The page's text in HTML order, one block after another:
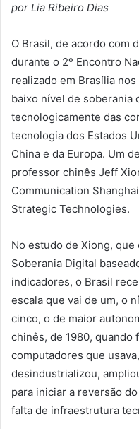
por Lia Ribeiro Dias
O Brasil, de acordo com
durante o 2º Encontro
realizado em Brasília
baixo nível de soberania
tecnologicamente das
tecnologia dos Estados
China e da Europa. Um
professor chinês Jeff
Communication
Strategic Technologies.
No estudo de Xiong,
Soberania Digital
indicadores, o Brasil
escala que vai de um, o
cinco, o de maior
chinês, de 1980, quando
computadores que
desindustrializou,
para iniciar a reversão
falta de infraestrutura